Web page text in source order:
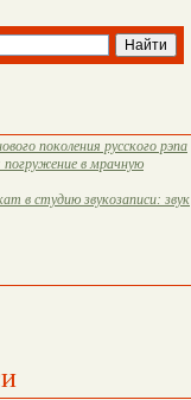
поколения русского рэпа
погружение в мрачную
в студию звукозаписи: звук